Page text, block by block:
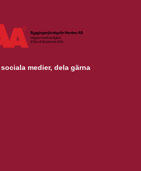
medier, dela gärna